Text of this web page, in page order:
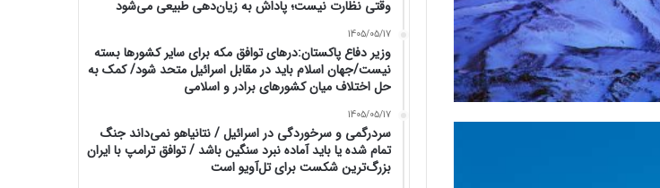
وقتی نظارت نیست؛ پاداش به زیان‌دهی طبیعی می‌شود
1405/05/17
وزیر دفاع پاکستان:درهای توافق مکه برای سایر کشورها بسته
نیست/جهان اسلام باید در مقابل اسرائیل متحد شود/ کمک به
حل اختلاف میان کشورهای برادر و اسلامی
1405/05/17
سردرگمی و سرخوردگی در اسرائیل / نتانیاهو نمی‌داند جنگ
تمام شده یا باید آماده نبرد سنگین باشد / توافق ترامپ با ایران
بزرگ‌ترین شکست برای تل‌آویو است